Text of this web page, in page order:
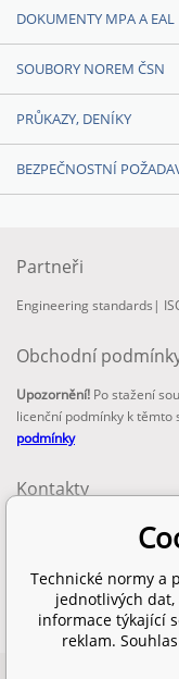
DOKUMENTY MPA A EAL
SOUBORY NOREM ČSN
PRŮKAZY, DENÍKY
BEZPEČNOSTNÍ
Partneři
Engineering standards |
Obchodní
Upozornění! Po stažení
licenční podmínky k těmto
podmínky
Kontakty
info@technickenormy.cz
obchod@technickenormy.cz
Telefon:
+420 377 387 684
Technické normy a
jednotlivých
informace týkající
reklam.